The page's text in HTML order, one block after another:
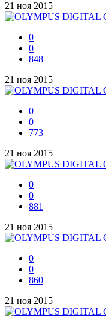
21 ноя 2015
0
0
848
21 ноя 2015
0
0
773
21 ноя 2015
0
0
881
21 ноя 2015
0
0
860
21 ноя 2015